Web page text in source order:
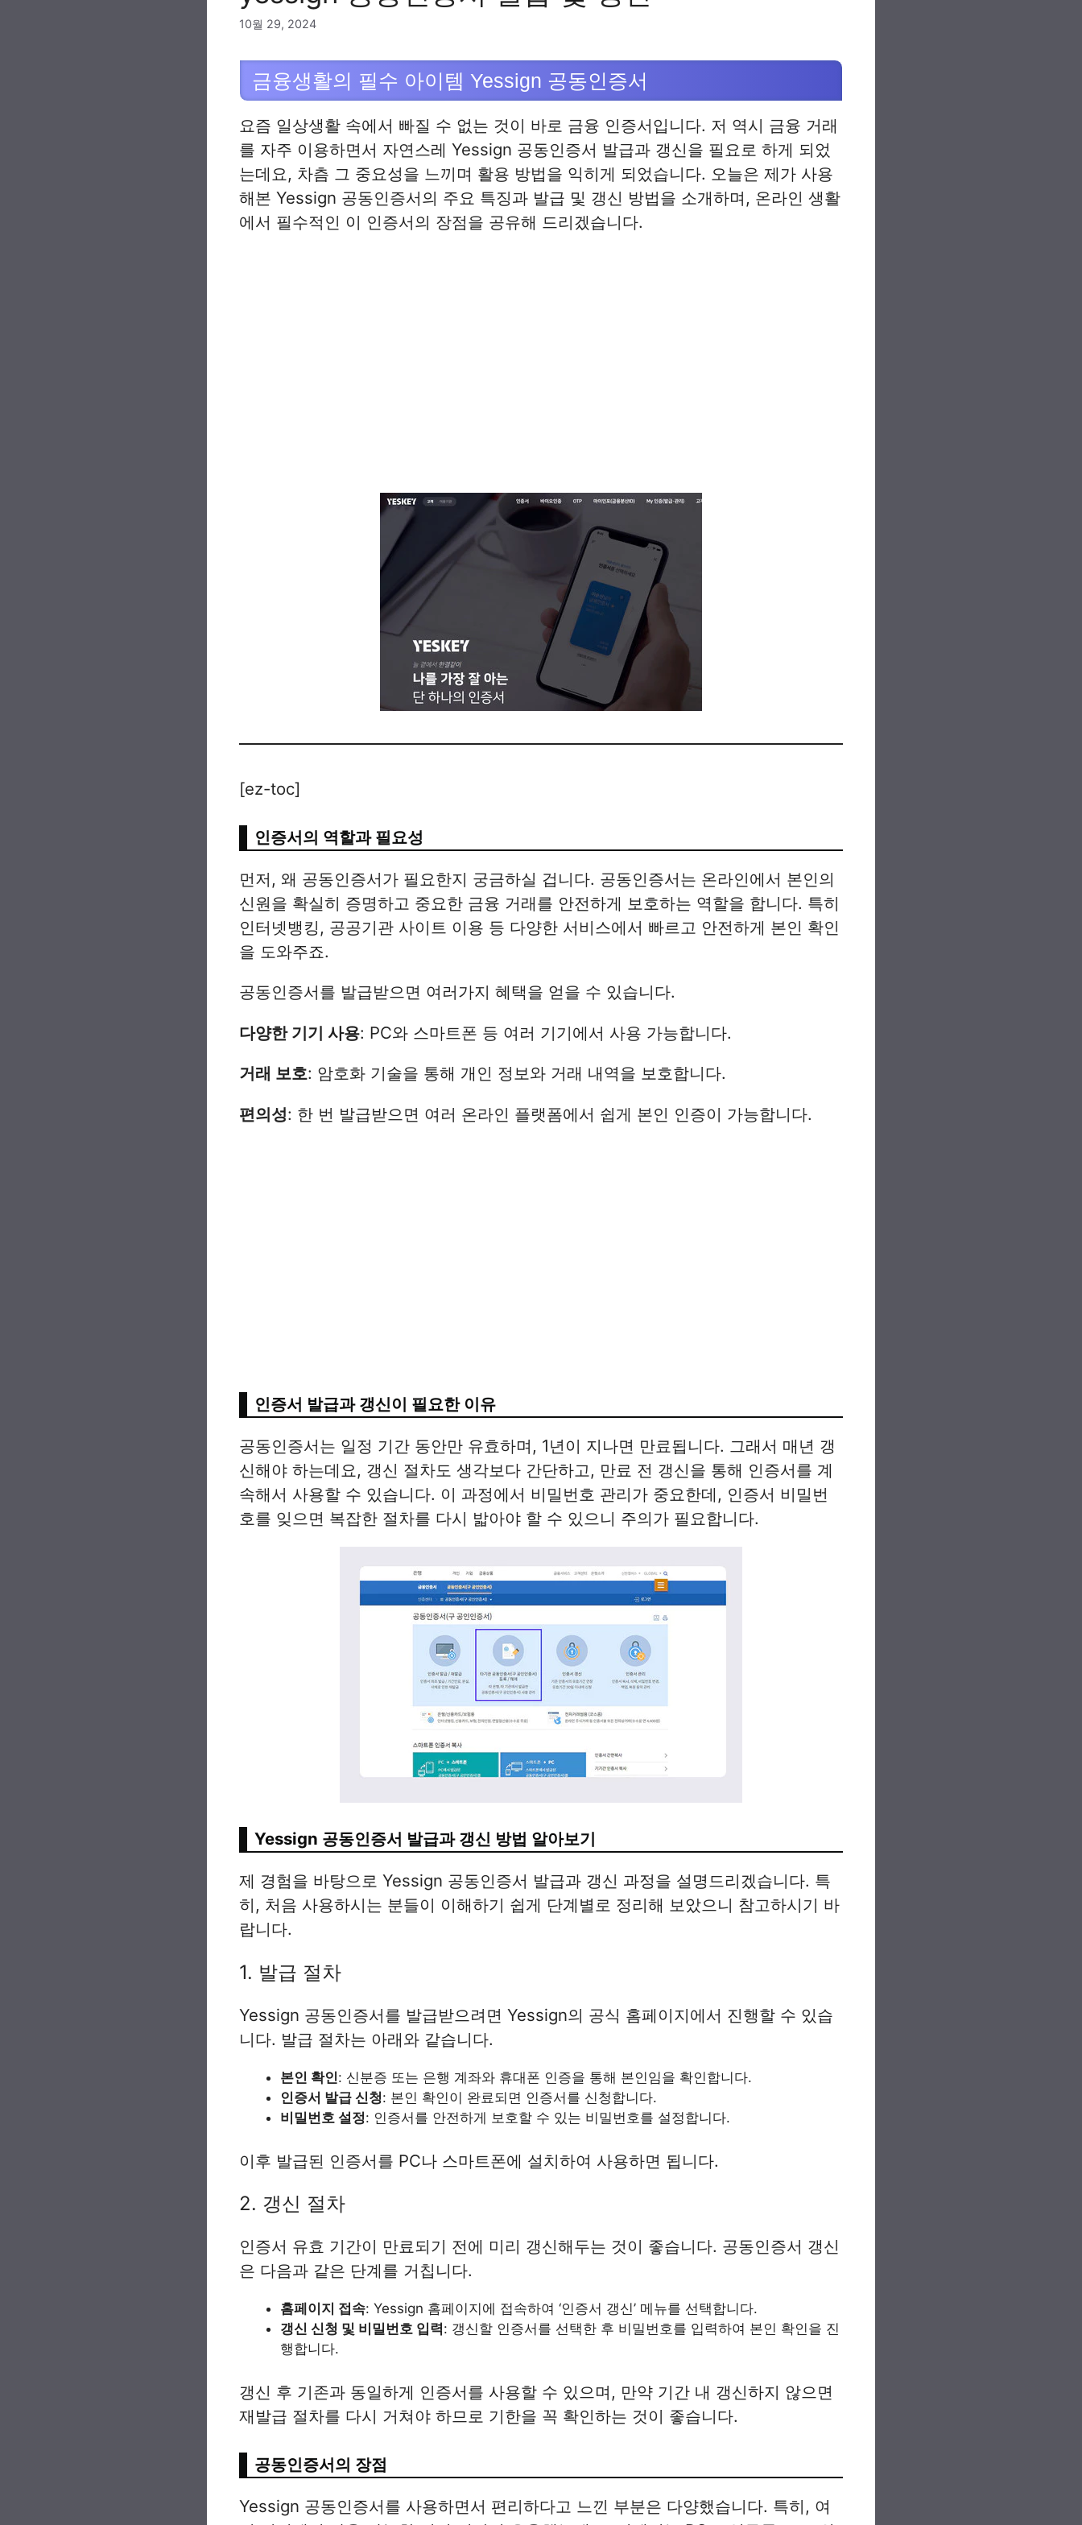
10월 29, 2024
금융생활의 필수 아이템 Yessign 공동인증서
요즘 일상생활 속에서 빠질 수 없는 것이 바로 금융 인증서입니다. 저 역시 금융 거래
를 자주 이용하면서 자연스레 Yessign 공동인증서 발급과 갱신을 필요로 하게 되었
는데요, 차츰 그 중요성을 느끼며 활용 방법을 익히게 되었습니다. 오늘은 제가 사용
해본 Yessign 공동인증서의 주요 특징과 발급 및 갱신 방법을 소개하며, 온라인 생활
에서 필수적인 이 인증서의 장점을 공유해 드리겠습니다.
[ez-toc]
인증서의 역할과 필요성
먼저, 왜 공동인증서가 필요한지 궁금하실 겁니다. 공동인증서는 온라인에서 본인의
신원을 확실히 증명하고 중요한 금융 거래를 안전하게 보호하는 역할을 합니다. 특히
인터넷뱅킹, 공공기관 사이트 이용 등 다양한 서비스에서 빠르고 안전하게 본인 확인
을 도와주죠.
공동인증서를 발급받으면 여러가지 혜택을 얻을 수 있습니다.
다양한 기기 사용: PC와 스마트폰 등 여러 기기에서 사용 가능합니다.
거래 보호: 암호화 기술을 통해 개인 정보와 거래 내역을 보호합니다.
편의성: 한 번 발급받으면 여러 온라인 플랫폼에서 쉽게 본인 인증이 가능합니다.
인증서 발급과 갱신이 필요한 이유
공동인증서는 일정 기간 동안만 유효하며, 1년이 지나면 만료됩니다. 그래서 매년 갱
신해야 하는데요, 갱신 절차도 생각보다 간단하고, 만료 전 갱신을 통해 인증서를 계
속해서 사용할 수 있습니다. 이 과정에서 비밀번호 관리가 중요한데, 인증서 비밀번
호를 잊으면 복잡한 절차를 다시 밟아야 할 수 있으니 주의가 필요합니다.
Yessign 공동인증서 발급과 갱신 방법 알아보기
제 경험을 바탕으로 Yessign 공동인증서 발급과 갱신 과정을 설명드리겠습니다. 특
히, 처음 사용하시는 분들이 이해하기 쉽게 단계별로 정리해 보았으니 참고하시기 바
랍니다.
1. 발급 절차
Yessign 공동인증서를 발급받으려면 Yessign의 공식 홈페이지에서 진행할 수 있습
니다. 발급 절차는 아래와 같습니다.
본인 확인: 신분증 또는 은행 계좌와 휴대폰 인증을 통해 본인임을 확인합니다.
인증서 발급 신청: 본인 확인이 완료되면 인증서를 신청합니다.
비밀번호 설정: 인증서를 안전하게 보호할 수 있는 비밀번호를 설정합니다.
이후 발급된 인증서를 PC나 스마트폰에 설치하여 사용하면 됩니다.
2. 갱신 절차
인증서 유효 기간이 만료되기 전에 미리 갱신해두는 것이 좋습니다. 공동인증서 갱신
은 다음과 같은 단계를 거칩니다.
홈페이지 접속: Yessign 홈페이지에 접속하여 ‘인증서 갱신’ 메뉴를 선택합니다.
갱신 신청 및 비밀번호 입력: 갱신할 인증서를 선택한 후 비밀번호를 입력하여 본인 확인을 진
행합니다.
갱신 후 기존과 동일하게 인증서를 사용할 수 있으며, 만약 기간 내 갱신하지 않으면
재발급 절차를 다시 거쳐야 하므로 기한을 꼭 확인하는 것이 좋습니다.
공동인증서의 장점
Yessign 공동인증서를 사용하면서 편리하다고 느낀 부분은 다양했습니다. 특히, 여